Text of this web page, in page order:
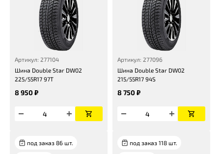
Артикул: 277104
Шина Double Star DW02
225/55R17 97T
8 950 ₽
Артикул: 277096
Шина Double Star DW02
215/55R17 94S
8 750 ₽
под заказ 86 шт. под заказ 118 шт.